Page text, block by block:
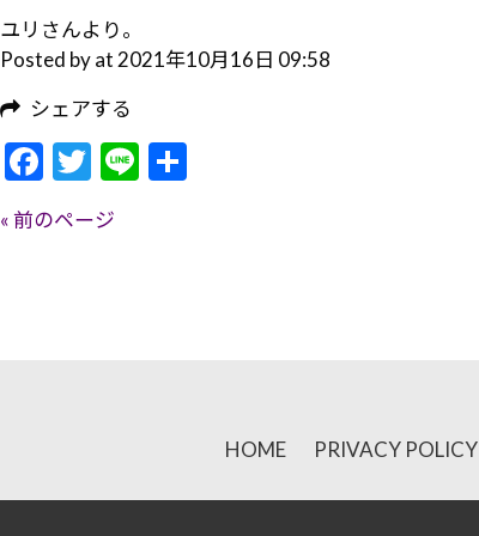
ユリさんより。
Posted by at 2021年10月16日 09:58
シェアする
Facebook
Twitter
Line共
« 前のページ
HOME PRIVACY POLICY